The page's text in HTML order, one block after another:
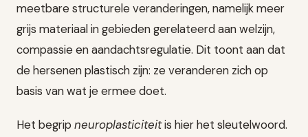
meetbare structurele veranderingen, namelijk meer
grijs materiaal in gebieden gerelateerd aan welzijn,
compassie en aandachtsregulatie. Dit toont aan dat
de hersenen plastisch zijn: ze veranderen zich op
basis van wat je ermee doet.
Het begrip neuroplasticiteitis hier het sleutelwoord.